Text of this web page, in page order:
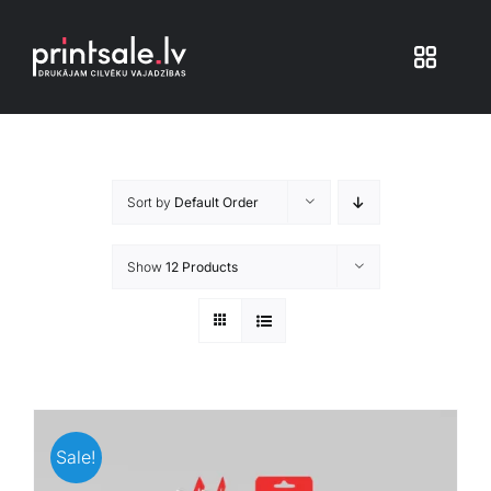
content
Toggle
Atsauksmes
Sort by Default Order
Show 12 Products
Sale!